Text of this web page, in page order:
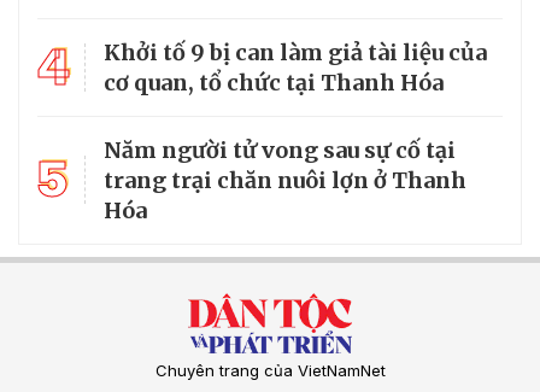
4
Khởi tố 9 bị can làm giả tài liệu của
cơ quan, tổ chức tại Thanh Hóa
5
Năm người tử vong sau sự cố tại
trang trại chăn nuôi lợn ở Thanh
Hóa
Chuyên trang của VietNamNet